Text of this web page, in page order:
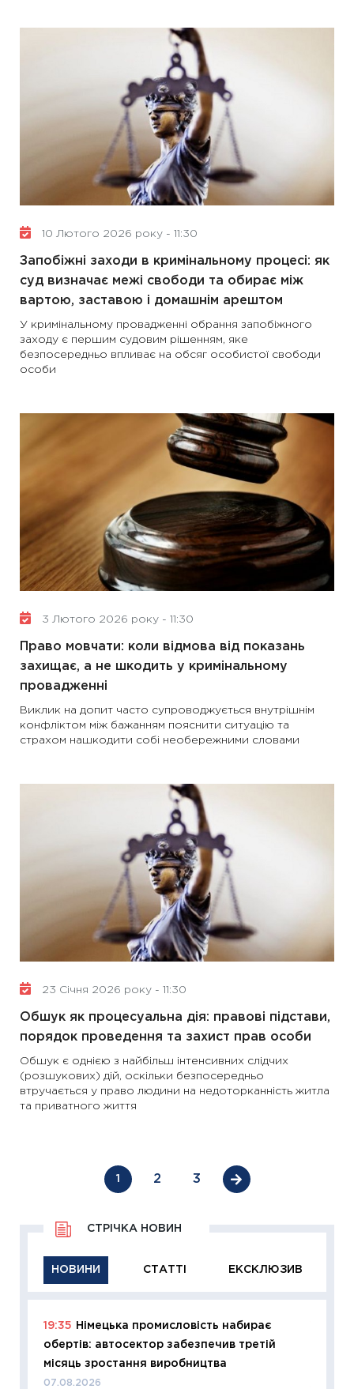
10 Лютого 2026 року - 11:30
Запобіжні заходи в кримінальному процесі: як
суд визначає межі свободи та обирає між
вартою, заставою і домашнім арештом
У кримінальному провадженні обрання запобіжного
заходу є першим судовим рішенням, яке
безпосередньо впливає на обсяг особистої свободи
особи
3 Лютого 2026 року - 11:30
Право мовчати: коли відмова від показань
захищає, а не шкодить у кримінальному
провадженні
Виклик на допит часто супроводжується внутрішнім
конфліктом між бажанням пояснити ситуацію та
страхом нашкодити собі необережними словами
23 Січня 2026 року - 11:30
Обшук як процесуальна дія: правові підстави,
порядок проведення та захист прав особи
Обшук є однією з найбільш інтенсивних слідчих
(розшукових) дій, оскільки безпосередньо
втручається у право людини на недоторканність житла
та приватного життя
1 2 3
НОВИНИ СТАТТІ ЕКСКЛЮЗИВ
СТРІЧКА НОВИН
19:35
Німецька промисловість набирає
обертів: автосектор забезпечив третій
місяць зростання виробництва
07.08.2026